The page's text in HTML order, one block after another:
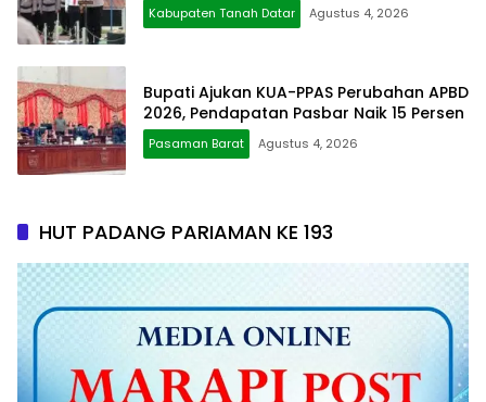
Kabupaten Tanah Datar Agustus 4, 2026
Bupati Ajukan KUA-PPAS Perubahan APBD
2026, Pendapatan Pasbar Naik 15 Persen
Pasaman Barat Agustus 4, 2026
HUT PADANG PARIAMAN KE 193